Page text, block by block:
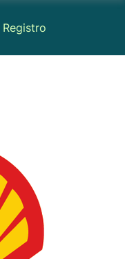
Registro